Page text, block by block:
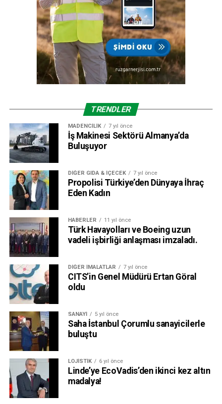
TRENDLER
MADENCILIK 7 yıl önce
İş Makinesi Sektörü Almanya’da
Buluşuyor
DIĞER GIDA & İÇECEK 7 yıl önce
Propolisi Türkiye’den Dünyaya İhraç
Eden Kadın
HABERLER 11 yıl önce
Türk Havayolları ve Boeing uzun
vadeli işbirliği anlaşması imzaladı.
DIĞER İMALATLAR 7 yıl önce
CITS’in Genel Müdürü Ertan Göral
oldu
SANAYI 5 yıl önce
Saha İstanbul Çorumlu sanayicilerle
buluştu
LOJISTIK 6 yıl önce
Linde’ye EcoVadis’den ikinci kez altın
madalya!